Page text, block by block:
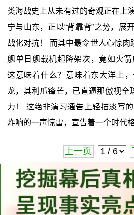
类海战史上从未有过的奇观正在上
宁与山东，正以“背靠背”之势，展
战化对抗！ 而其中最令世人心惊肉
舰单日舰载机起降架次，竟如火箭
这意味着什么？意味着东大洋上
龙，其利爪锋芒，已直逼那傲视全
力！ 这绝非演习通告上轻描淡写
炸响的一声惊雷，宣告着一个时代格
上一页